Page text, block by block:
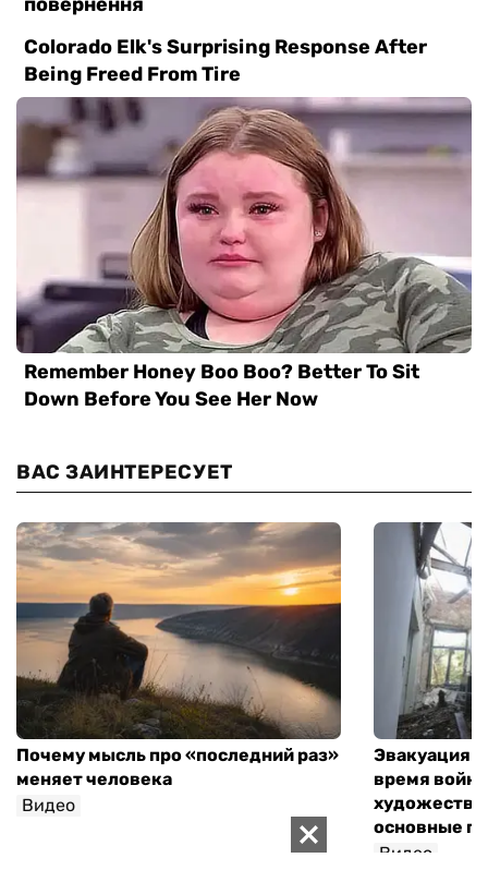
ВАС ЗАИНТЕРЕСУЕТ
Почему мысль про «последний раз»
меняет человека
Видео
Эвакуация
время
основные
Видео